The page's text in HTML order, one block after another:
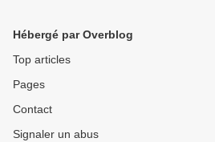
Hébergé par Overblog
Top articles
Pages
Contact
Signaler un abus